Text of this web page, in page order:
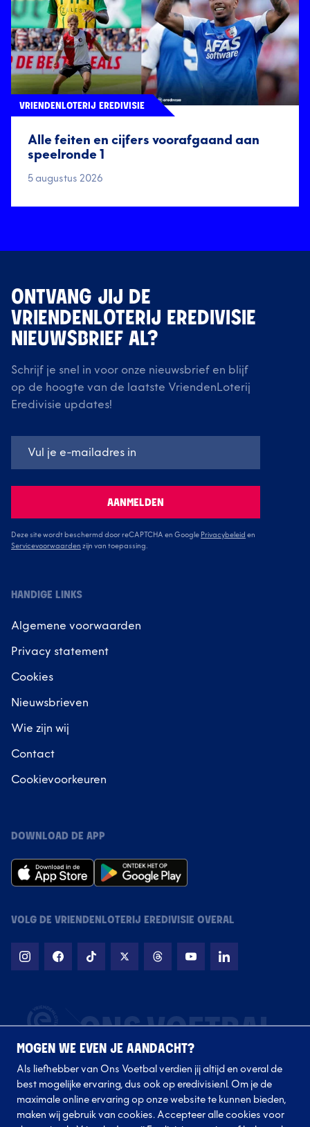
Alle feiten en cijfers voorafgaand aan
speelronde 1
VRIENDENLOTERIJ EREDIVISIE
5 augustus 2026
ONTVANG JIJ DE
VRIENDENLOTERIJ EREDIVISIE
NIEUWSBRIEF AL?
Schrijf je snel in voor onze nieuwsbrief en blijf
op de hoogte van de laatste VriendenLoterij
Eredivisie updates!
AANMELDEN
Deze site wordt beschermd door reCAPTCHA en Google Privacybeleid en
Servicevoorwaarden zijn van toepassing.
HANDIGE LINKS
Algemene voorwaarden
Privacy statement
Cookies
Nieuwsbrieven
Wie zijn wij
Contact
Cookievoorkeuren
DOWNLOAD DE APP
VOLG DE VRIENDENLOTERIJ EREDIVISIE OVERAL
MOGEN WE EVEN JE AANDACHT?
Als liefhebber van Ons Voetbal verdien jij altijd en overal de
best mogelijke ervaring, dus ook op eredivisie.nl. Om je de
maximale online ervaring op onze website te kunnen bieden,
maken wij gebruik van cookies. Accepteer alle cookies voor